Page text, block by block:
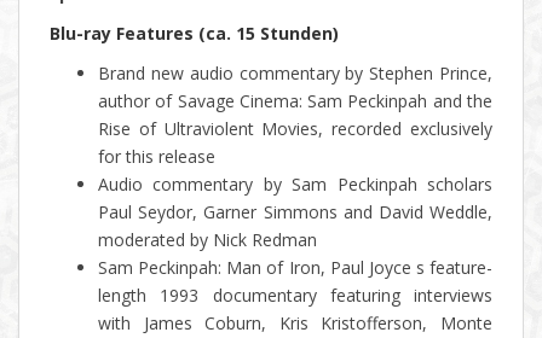
Blu-ray Features (ca. 15 Stunden)
Brand new audio commentary by Stephen Prince,
author of Savage Cinema: Sam Peckinpah and the
Rise of Ultraviolent Movies, recorded exclusively
for this release
Audio commentary by Sam Peckinpah scholars
Paul Seydor, Garner Simmons and David Weddle,
moderated by Nick Redman
Sam Peckinpah: Man of Iron, Paul Joyce s feature-
length 1993 documentary featuring interviews
with James Coburn, Kris Kristofferson, Monte